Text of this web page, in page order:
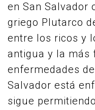
en San Salvador
griego Plutarco
entre los ricos y
antigua y la más
enfermedades
Salvador está
sigue